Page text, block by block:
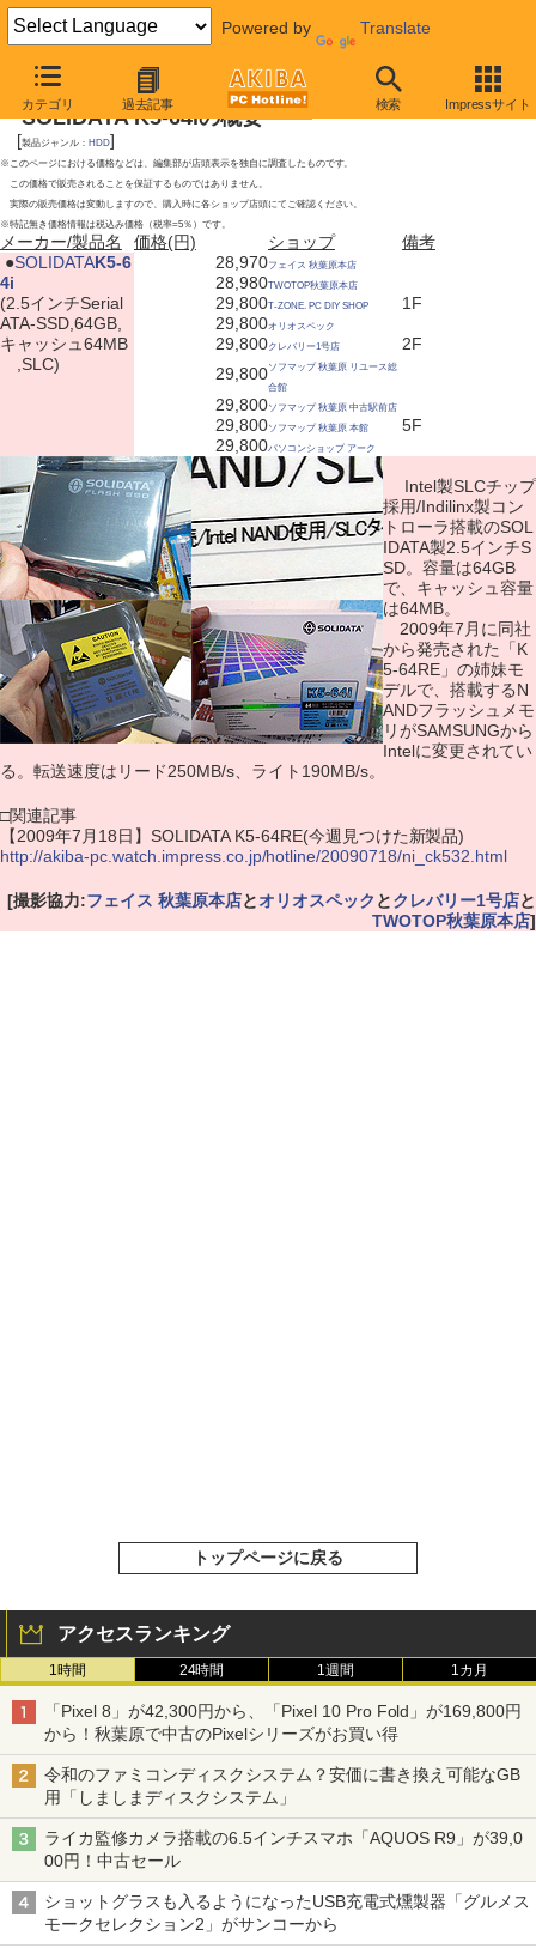
Powered by Translate
カテゴリ 過去記事 検索 Impressサイト
2010年1月23日号
SOLIDATA K5-64iの概要
[製品ジャンル： HDD]
※このページにおける価格などは、編集部が店頭表示を独自に調査したものです。
この価格で販売されることを保証するものではありません。
実際の販売価格は変動しますので、購入時に各ショップ店頭にてご確認ください。
※特記無き価格情報は税込み価格（税率=5％）です。
メーカー/製品名 価格(円) ショップ
備考
●SOLIDATAK5-6
4i
(2.5インチSerial
ATA-SSD,64GB,
キャッシュ64MB
,SLC)
28,970フェイス 秋葉原本店
28,980TWOTOP秋葉原本店
29,800T-ZONE. PC DIY SHOP
1F
29,800オリオスペック
29,800クレバリー1号店
2F
29,800ソフマップ 秋葉原 リユース総
合館
29,800ソフマップ 秋葉原 中古駅前店
29,800ソフマップ 秋葉原 本館
5F
29,800パソコンショップ アーク
Intel製SLCチップ
採用/Indilinx製コン
トローラ搭載のSOL
IDATA製2.5インチS
SD。容量は64GB
で、キャッシュ容量
は64MB。
2009年7月に同社
から発売された「K
5-64RE」の姉妹モ
デルで、搭載するN
ANDフラッシュメモ
リがSAMSUNGから
Intelに変更されてい
る。転送速度はリード250MB/s、ライト190MB/s。
□関連記事
【2009年7月18日】SOLIDATA K5-64RE(今週見つけた新製品)
http://akiba-pc.watch.impress.co.jp/hotline/20090718/ni_ck532.html
[撮影協力:フェイス 秋葉原本店とオリオスペック とクレバリー1号店と
TWOTOP秋葉原本店]
トップページに戻る
アクセスランキング
1時間 24時間 1週間 1カ月
「Pixel 8」が42,300円から、「Pixel 10 Pro Fold」が169,800円
から！秋葉原で中古のPixelシリーズがお買い得
令和のファミコンディスクシステム？安価に書き換え可能なGB
用「しましまディスクシステム」
ライカ監修カメラ搭載の6.5インチスマホ「AQUOS R9」が39,0
00円！中古セール
ショットグラスも入るようになったUSB充電式燻製器「グルメス
モークセレクション2」がサンコーから